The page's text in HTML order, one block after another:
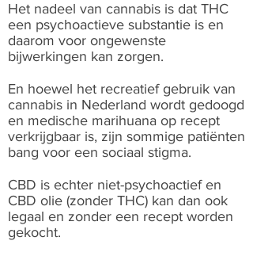
Het nadeel van cannabis is dat THC
een psychoactieve substantie is en
daarom voor ongewenste
bijwerkingen kan zorgen.
En hoewel het recreatief gebruik van
cannabis in Nederland wordt gedoogd
en medische marihuana op recept
verkrijgbaar is, zijn sommige patiënten
bang voor een sociaal stigma.
CBD is echter niet-psychoactief en
CBD olie (zonder THC) kan dan ook
legaal en zonder een recept worden
gekocht.